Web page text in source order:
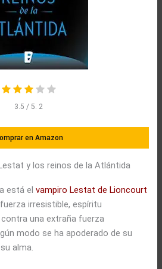
3.5 / 5. 2
en Amazon
y los reinos de la Atlántida
está elvampiro Lestat de Lioncourt
irresistible, espíritu
una extraña fuerza
modo se ha apoderado de su
alma.